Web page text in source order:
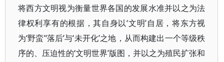
将西方文明视为衡量世界各国的发展水准并以之为法
律权利享有的根据，其自身以‘文明’自居，将东方视
为‘野蛮’‘落后’与‘未开化’之地，从而构建出一个等级秩
序的、压迫性的‘文明世界’版图，并以之为殖民扩张和